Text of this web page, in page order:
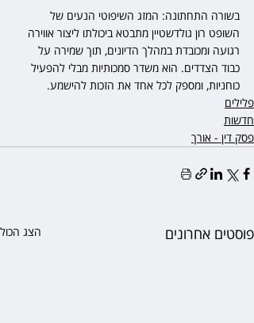
בשורה התחתונה: המזג השיפוטי הנעים של
השופט רון גולדשטיין מתבטא ביכולתו ליצור אווירה
רגועה ומכובדת במהלך הדיונים, תוך שמירה על
כבוד הצדדים. הוא משדר סמכותיות מבלי להפעיל
כוחניות, ומספק לכל אחד את הזכות להישמע.
פלילים
חדשות
פסק דין - אורך
פוסטים אחרונים הצג הכול